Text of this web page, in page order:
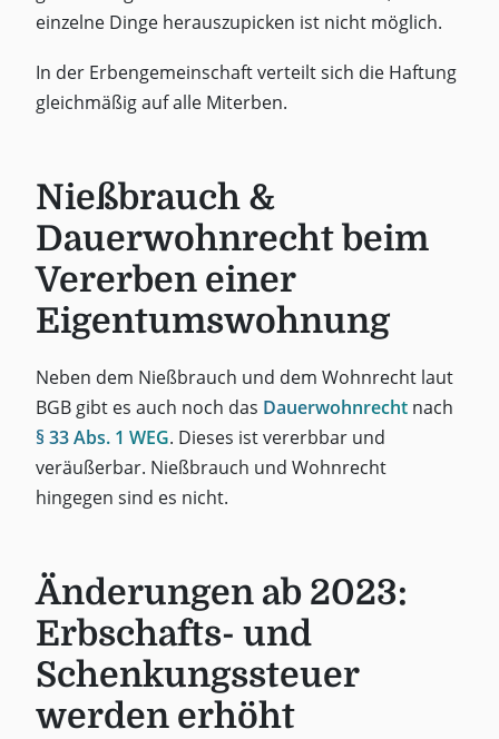
einzelne Dinge herauszupicken ist nicht möglich.
In der Erbengemeinschaft verteilt sich die Haftung
gleichmäßig auf alle Miterben.
Nießbrauch &
Dauerwohnrecht beim
Vererben einer
Eigentumswohnung
Neben dem Nießbrauch und dem Wohnrecht laut
BGB gibt es auch noch das Dauerwohnrechtnach
§ 33 Abs. 1 WEG. Dieses ist vererbbar und
veräußerbar. Nießbrauch und Wohnrecht
hingegen sind es nicht.
Änderungen ab 2023:
Erbschafts- und
Schenkungssteuer
werden erhöht